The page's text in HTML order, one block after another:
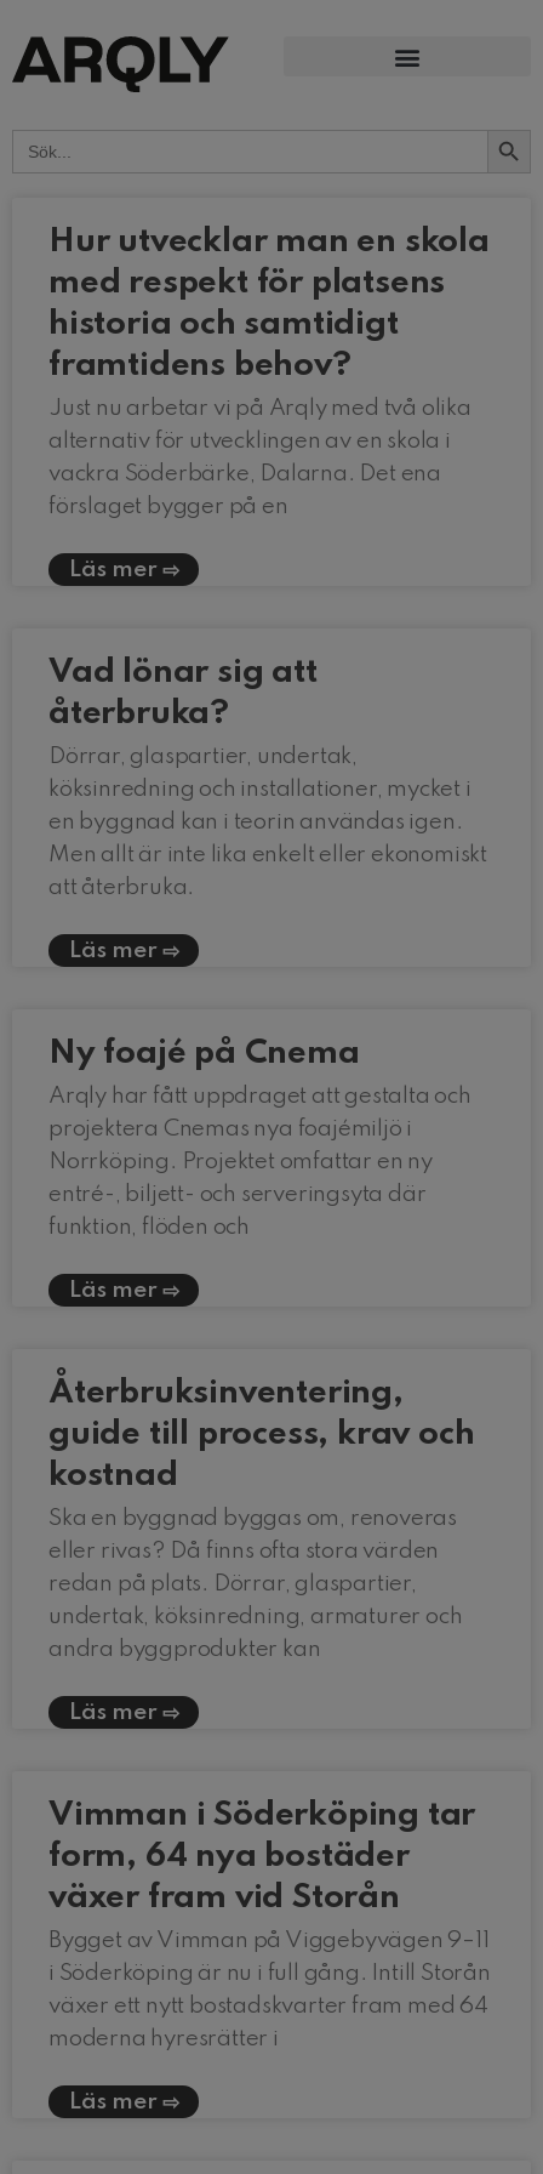
Search
for:
Search Button
Hur utvecklar man en skola
med respekt för platsens
historia och samtidigt
framtidens behov?
Just nu arbetar vi på Arqly med två olika
alternativ för utvecklingen av en skola i
vackra Söderbärke, Dalarna. Det ena
förslaget bygger på en
Läs mer
Vad lönar sig att
återbruka?
Dörrar, glaspartier, undertak,
köksinredning och installationer, mycket i
en byggnad kan i teorin användas igen.
Men allt är inte lika enkelt eller ekonomiskt
att återbruka.
Läs mer
Ny foajé på Cnema
Arqly har fått uppdraget att gestalta och
projektera Cnemas nya foajémiljö i
Norrköping. Projektet omfattar en ny
entré-, biljett- och serveringsyta där
funktion, flöden och
Läs mer
Återbruksinventering,
guide till process, krav och
kostnad
Ska en byggnad byggas om, renoveras
eller rivas? Då finns ofta stora värden
redan på plats. Dörrar, glaspartier,
undertak, köksinredning, armaturer och
andra byggprodukter kan
Läs mer
Vimman i Söderköping tar
form, 64 nya bostäder
växer fram vid Storån
Bygget av Vimman på Viggebyvägen 9–11
i Söderköping är nu i full gång. Intill Storån
växer ett nytt bostadskvarter fram med 64
moderna hyresrätter i
Läs mer